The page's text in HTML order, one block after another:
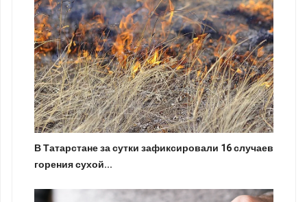
В Татарстане за сутки зафиксировали 16 случаев
горения сухой...